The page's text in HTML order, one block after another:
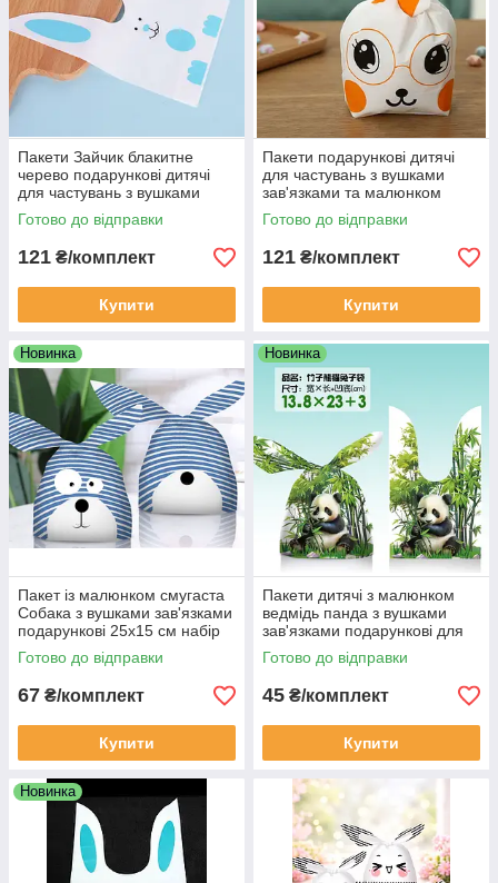
Пакети Зайчик блакитне
черево подарункові дитячі
для частувань з вушками
зав'язками 32х20 см набір 10
шт
Готово до відправки
121 ₴/комплект
Купити
Пакети подарункові дитячі
для частувань з вушками
зав'язками та малюнком
Зайчик помаранчевий 32х20
см набір 10 шт
Готово до відправки
121 ₴/комплект
Купити
Новинка
Пакет із малюнком смугаста
Собака з вушками зав'язками
подарункові 25х15 см набір
10 шт
Готово до відправки
67 ₴/комплект
Купити
Новинка
Пакети дитячі з малюнком
ведмідь панда з вушками
зав'язками подарункові для
цукерок 22х13 см 10 шт
Готово до відправки
45 ₴/комплект
Купити
Новинка